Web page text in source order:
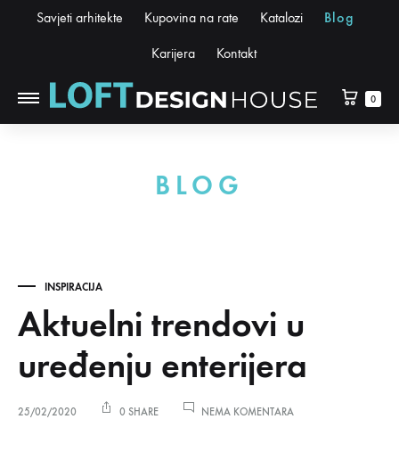
Savjeti arhitekte Kupovina na rate Katalozi Blog
Karijera Kontakt
0
BLOG
INSPIRACIJA
Aktuelni trendovi u
uređenju enterijera
25/02/2020 0 SHARE NEMA KOMENTARANA